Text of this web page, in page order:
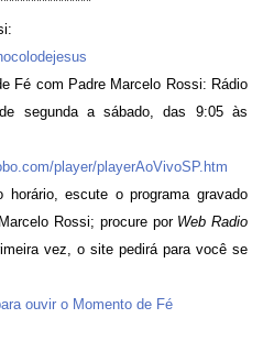
Fé com Padre Marcelo Rossi: Rádio
segunda a sábado, das 9:05 às
player/playerAoVivoSP.htm
escute o programa gravado
Rossi; procure por Web Radio
vez, o site pedirá para você se
ouvir o Momento de Fé